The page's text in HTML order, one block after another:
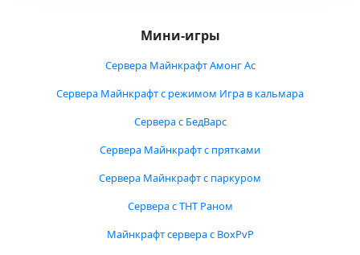
Мини-игры
Сервера Майнкрафт Амонг Ас
Сервера Майнкрафт с режимом Игра в кальмара
Сервера с БедВарс
Сервера Майнкрафт с прятками
Сервера Майнкрафт с паркуром
Сервера с ТНТ Раном
Майнкрафт сервера с BoxPvP